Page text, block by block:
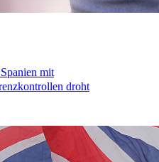
mit
droht